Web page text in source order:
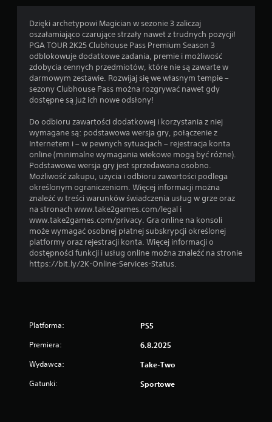
Dzięki archetypowi Magician w sezonie 3 zaliczaj
oszałamiająco czarujące strzały nawet z trudnych pozycji!
PGA TOUR 2K25 Clubhouse Pass Premium Season 3
odblokowuje dodatkowe zadania, premie i możliwość
zdobycia cennych przedmiotów, które nie są zawarte w
darmowym zestawie. Rozwijaj się we własnym tempie –
sezony Clubhouse Pass można rozgrywać nawet gdy
dostępne są już ich nowe odsłony!
Do odbioru zawartości dodatkowej i korzystania z niej
wymagane są: podstawowa wersja gry, połączenie z
Internetem i – w pewnych sytuacjach – rejestracja konta
online (minimalne wymagania wiekowe mogą być różne).
Podstawowa wersja gry jest sprzedawana osobno.
Możliwość zakupu, użycia i odbioru zawartości podlega
określonym ograniczeniom. Więcej informacji można
znaleźć w treści warunków świadczenia usług w grze oraz
na stronach www.take2games.com/legal i
www.take2games.com/privacy. Gra online na konsoli
może wymagać osobnej płatnej subskrypcji określonej
platformy oraz rejestracji konta. Więcej informacji o
dostępności funkcji i usług online można znaleźć na stronie
https://bit.ly/2K-Online-Services-Status.
Platforma: PS5
Premiera: 6.8.2025
Wydawca: Take-Two
Gatunki: Sportowe